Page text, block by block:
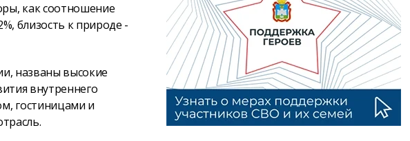
как соотношение
близость к природе -
названы высокие
внутреннего
гостиницами и